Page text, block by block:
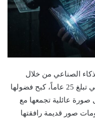
الصناعي من خلال
تطبيق جيمني، لم تستطع رزان العمر التي تبلغ 25 عاماً، كبح فضولها
صورة عائلية تجمعها مع
صور قديمة رافقتها